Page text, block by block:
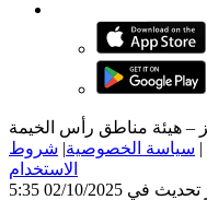
لعام 2026 من راكز – هيئة مناطق رأس الخيمة
| سياسة الخصوصية| شروط
الاستخدام
في 02/10/2025 5:35